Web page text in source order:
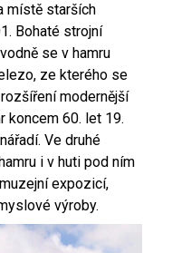
místě starších
Bohaté strojní
se v hamru
ze kterého se
modernější
koncem 60. let 19.
Ve druhé
i v huti pod ním
expozicí,
výroby.